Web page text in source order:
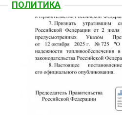
ПОЛИТИКА